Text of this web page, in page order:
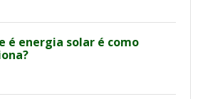
é energia solar é como